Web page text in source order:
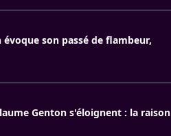
son passé de flambeur,
Genton s'éloignent : la raison